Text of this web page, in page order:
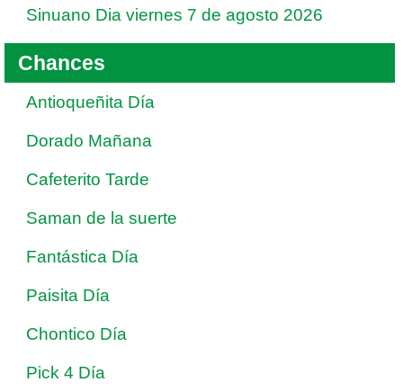
Sinuano Dia viernes 7 de agosto 2026
Chances
Antioqueñita Día
Dorado Mañana
Cafeterito Tarde
Saman de la suerte
Fantástica Día
Paisita Día
Chontico Día
Pick 4 Día